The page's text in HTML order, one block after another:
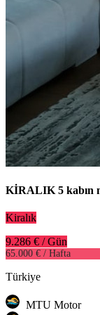
KİRALIK 5 kabın
Kiralık
9.286 € / Gün
65.000 € / Hafta
Türkiye
MTU Motor